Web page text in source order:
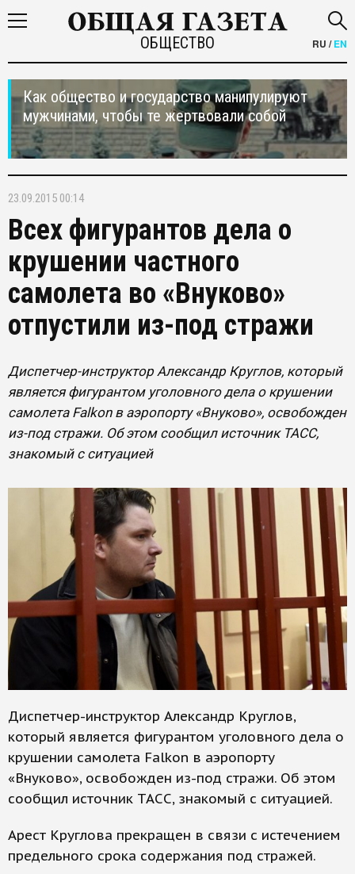
ОБЩЕСТВО RU /EN
Как общество и государство манипулируют
мужчинами, чтобы те жертвовали собой
23.09.2015 00:14
Всех фигурантов дела о
крушении частного
самолета во «Внуково»
отпустили из-под стражи
Диспетчер-инструктор Александр Круглов, который
является фигурантом уголовного дела о крушении
самолета Falkon в аэропорту «Внуково», освобожден
из-под стражи. Об этом сообщил источник ТАСС,
знакомый с ситуацией
Диспетчер-инструктор Александр Круглов,
который является фигурантом уголовного дела о
крушении самолета Falkon в аэропорту
«Внуково», освобожден из-под стражи. Об этом
сообщил источник ТАСС, знакомый с ситуацией.
Арест Круглова прекращен в связи с истечением
предельного срока содержания под стражей.